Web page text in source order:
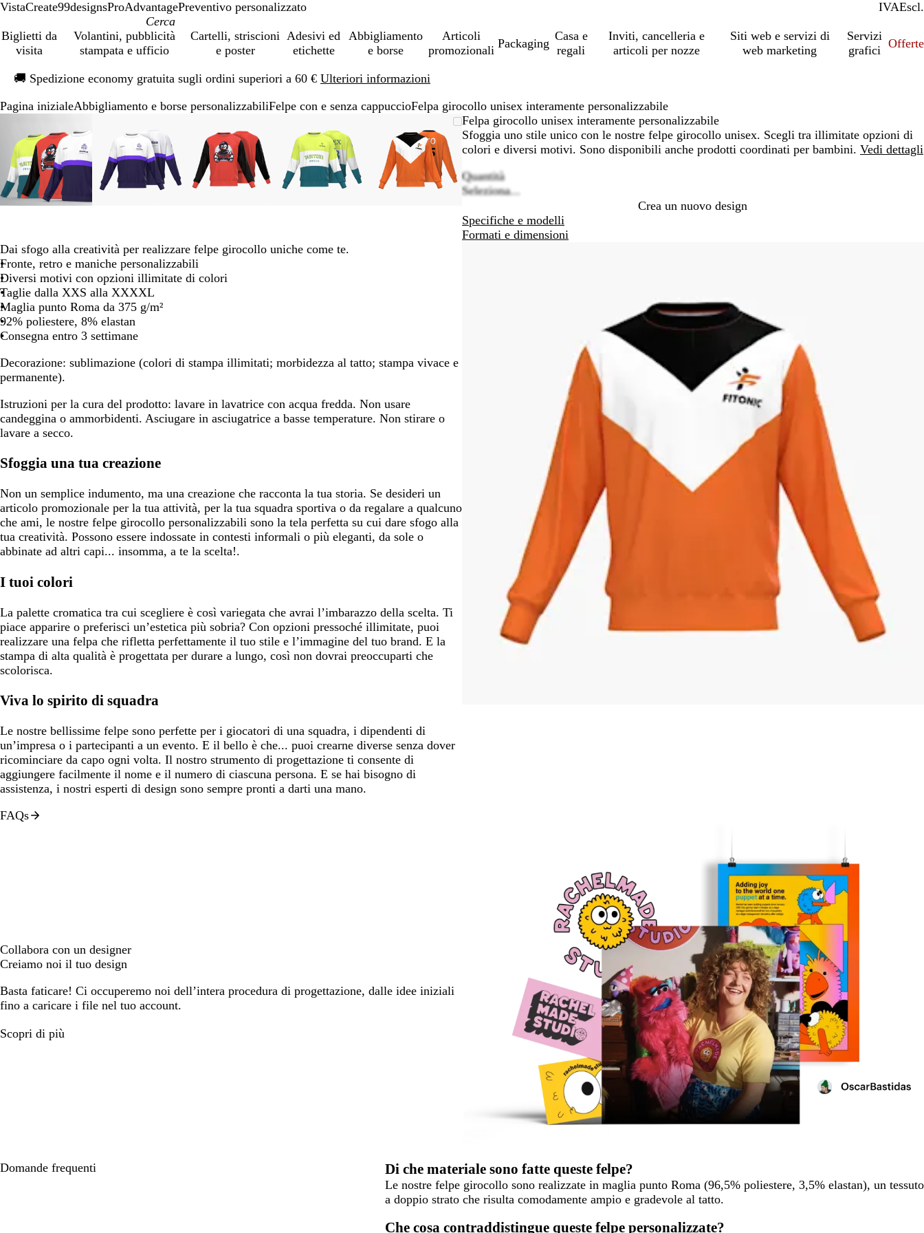
VistaCreate99designsProAdvantagePreventivo personalizzato IVAIncl.
Escl.
Biglietti da
visita
Volantini, pubblicità
stampata e ufficio
Cartelli, striscioni
e poster
Adesivi ed
etichette
Abbigliamento
e borse
Articoli
promozionali
Packaging
Casa e
regali
Inviti, cancelleria e
articoli per nozze
Siti web e servizi di
web marketing
Servizi
grafici
Offerte
🚚 Spedizione economy gratuita sugli ordini superiori a 60 € Ulteriori informazioni
1
Pagina inizialeAbbigliamento e borse personalizzabiliFelpe con e senza cappuccioFelpa girocollo unisex interamente personalizzabile
può
essere
ingrandita
a
minimo
per
allargare
i
comandi
+
e
+
per
ridurre
e
le
frecce
per
spostarti
può
essere
ingrandita
a
minimo
per
allargare
i
comandi
+
+
ridurre
e
le
frecce
per
può
essere
ingrandita
a
minimo
per
allargare
i
comandi
+
ridurre
può
essere
ingrandita
a
minimo
per
allargare
i
comandi
+
e
ridurre
L’immagine
può
essere
ingrandita
Ingrandito
a
minimo
per
allargare
i
comandi
+
ingrandire
Felpa girocollo unisex interamente personalizzabile
Sfoggia uno stile unico con le nostre felpe girocollo unisex. Scegli tra illimitate opzioni di
colori e diversi motivi. Sono disponibili anche prodotti coordinati per bambini. Vedi dettagli
options
Quantità
Seleziona...
Crea un nuovo design
Specifiche e modelli
Formati e dimensioni
Dai sfogo alla creatività per realizzare felpe girocollo uniche come te.
Fronte, retro e maniche personalizzabili
Diversi motivi con opzioni illimitate di colori
Taglie dalla XXS alla XXXXL
Maglia punto Roma da 375 g/m²
92% poliestere, 8% elastan
Consegna entro 3 settimane
Decorazione: sublimazione (colori di stampa illimitati; morbidezza al tatto; stampa vivace e
permanente).
Istruzioni per la cura del prodotto: lavare in lavatrice con acqua fredda. Non usare
candeggina o ammorbidenti. Asciugare in asciugatrice a basse temperature. Non stirare o
lavare a secco.
Sfoggia una tua creazione
Non un semplice indumento, ma una creazione che racconta la tua storia. Se desideri un
articolo promozionale per la tua attività, per la tua squadra sportiva o da regalare a qualcuno
che ami, le nostre felpe girocollo personalizzabili sono la tela perfetta su cui dare sfogo alla
tua creatività. Possono essere indossate in contesti informali o più eleganti, da sole o
abbinate ad altri capi... insomma, a te la scelta!.
I tuoi colori
La palette cromatica tra cui scegliere è così variegata che avrai l’imbarazzo della scelta. Ti
piace apparire o preferisci un’estetica più sobria? Con opzioni pressoché illimitate, puoi
realizzare una felpa che rifletta perfettamente il tuo stile e l’immagine del tuo brand. E la
stampa di alta qualità è progettata per durare a lungo, così non dovrai preoccuparti che
scolorisca.
Viva lo spirito di squadra
Le nostre bellissime felpe sono perfette per i giocatori di una squadra, i dipendenti di
un’impresa o i partecipanti a un evento. E il bello è che... puoi crearne diverse senza dover
ricominciare da capo ogni volta. Il nostro strumento di progettazione ti consente di
aggiungere facilmente il nome e il numero di ciascuna persona. E se hai bisogno di
assistenza, i nostri esperti di design sono sempre pronti a darti una mano.
FAQs
Collabora con un designer
Creiamo noi il tuo design
Basta faticare! Ci occuperemo noi dell’intera procedura di progettazione, dalle idee iniziali
fino a caricare i file nel tuo account.
Scopri di più
Domande frequenti Di che materiale sono fatte queste felpe?
Le nostre felpe girocollo sono realizzate in maglia punto Roma (96,5% poliestere, 3,5% elastan), un tessuto
a doppio strato che risulta comodamente ampio e gradevole al tatto.
Che cosa contraddistingue queste felpe personalizzate?